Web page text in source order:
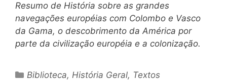
Resumo de História sobre as grandes
navegações européias com Colombo e Vasco
da Gama, o descobrimento da América por
parte da civilização européia e a colonização.
Categorias
Biblioteca,História Geral, Textos